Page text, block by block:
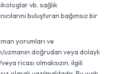
vb. sağlık
buluşturan bağımsız bir
yorumları ve
doğrudan veya dolaylı
ricası olmaksızın, ilgili